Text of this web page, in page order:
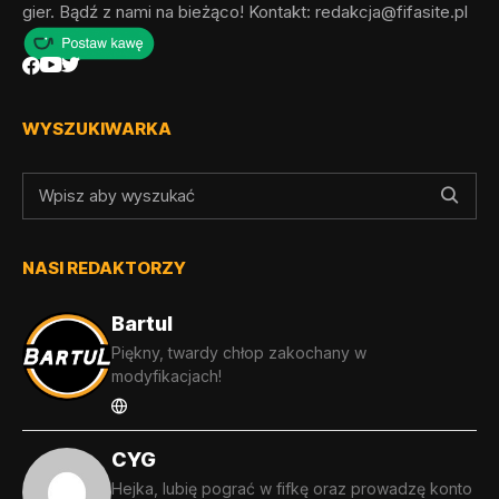
gier. Bądź z nami na bieżąco! Kontakt: redakcja@fifasite.pl
WYSZUKIWARKA
NASI REDAKTORZY
Bartul
Piękny, twardy chłop zakochany w
modyfikacjach!
CYG
Hejka, lubię pograć w fifkę oraz prowadzę konto